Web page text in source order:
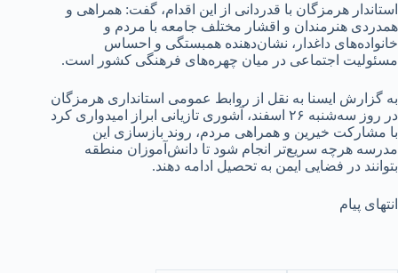
استاندار هرمزگان با قدردانی از این اقدام، گفت: همراهی و
همدردی هنرمندان و اقشار مختلف جامعه با مردم و
خانواده‌های داغدار، نشان‌دهنده همبستگی و احساس
مسئولیت اجتماعی در میان چهره‌های فرهنگی کشور است.
به گزارش ایسنا به نقل از روابط عمومی استانداری هرمزگان
در روز سه‌شنبه ۲۶ اسفند، آشوری تازیانی ابراز امیدواری کرد
با مشارکت خیرین و همراهی مردم، روند بازسازی این
مدرسه هرچه سریع‌تر انجام شود تا دانش‌آموزان منطقه
بتوانند در فضایی ایمن به تحصیل ادامه دهند.
انتهای پیام